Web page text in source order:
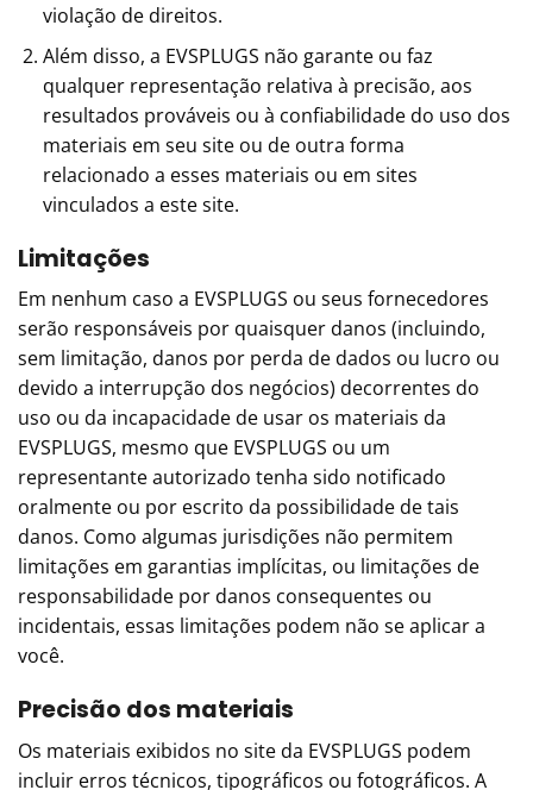
violação de direitos.
Além disso, a EVSPLUGS não garante ou faz
qualquer representação relativa à precisão, aos
resultados prováveis ​​ou à confiabilidade do uso dos
materiais em seu site ou de outra forma
relacionado a esses materiais ou em sites
vinculados a este site.
Limitações
Em nenhum caso a EVSPLUGS ou seus fornecedores
serão responsáveis ​​por quaisquer danos (incluindo,
sem limitação, danos por perda de dados ou lucro ou
devido a interrupção dos negócios) decorrentes do
uso ou da incapacidade de usar os materiais da
EVSPLUGS, mesmo que EVSPLUGS ou um
representante autorizado tenha sido notificado
oralmente ou por escrito da possibilidade de tais
danos. Como algumas jurisdições não permitem
limitações em garantias implícitas, ou limitações de
responsabilidade por danos consequentes ou
incidentais, essas limitações podem não se aplicar a
você.
Precisão dos materiais
Os materiais exibidos no site da EVSPLUGS podem
incluir erros técnicos, tipográficos ou fotográficos. A